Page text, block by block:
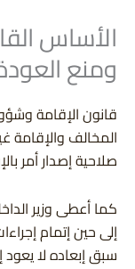
الأساس
ومنع
قانون الإقامة
المخالف والإقامة
صلاحية إصدار أمر
كما أعطى وزير
إلى حين إتمام
سبق إبعاده لا يعود